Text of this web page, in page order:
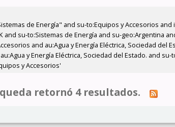
de Energía" and su-to:Equipos y Accesorios and
su-to:Sistemas de Energía and su-geo:Argentina
and au:Agua y Energía Eléctrica, Sociedad
y Energía Eléctrica, Sociedad del Estado. and
y Accesorios'
retornó 4 resultados.